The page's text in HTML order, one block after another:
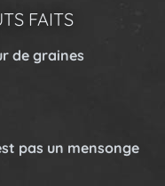
FAITS
de graines
pas un mensonge